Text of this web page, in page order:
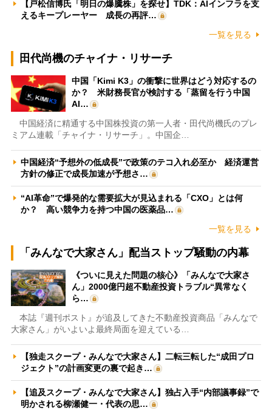
【戸松信博氏「明日の爆騰株」を探せ】TDK：AIインフラを支
えるキープレーヤー 成長の再評…
一覧を見る
田代尚機のチャイナ・リサーチ
中国「Kimi K3」の衝撃に世界はどう対応するの
か？ 米財務長官が検討する「蒸留を行う中国
AI…
中国経済に精通する中国株投資の第一人者・田代尚機氏のプレ
ミアム連載「チャイナ・リサーチ」。中国企…
中国経済“予想外の低成長”で政策のテコ入れ必至か 経済運営
方針の修正で成長加速が予想さ…
“AI革命”で爆発的な需要拡大が見込まれる「CXO」とは何
か？ 高い競争力を持つ中国の医薬品…
一覧を見る
「みんなで大家さん」配当ストップ騒動の内幕
《ついに見えた問題の核心》「みんなで大家さ
ん」2000億円超不動産投資トラブル“異常なく
ら…
本誌『週刊ポスト』が追及してきた不動産投資商品「みんなで
大家さん」がいよいよ最終局面を迎えている…
【独走スクープ・みんなで大家さん】二転三転した“成田プロ
ジェクト”の計画変更の裏で起き…
【追及スクープ・みんなで大家さん】独占入手“内部議事録”で
明かされる柳瀬健一・代表の思…